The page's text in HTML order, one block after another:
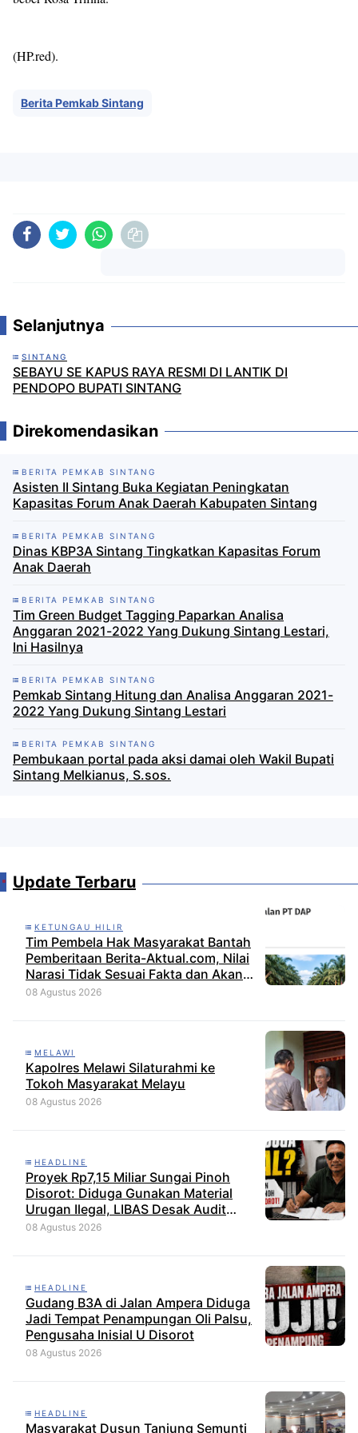
(HP.red).
Berita Pemkab Sintang
Selanjutnya
SINTANG
SEBAYU SE KAPUS RAYA RESMI DI LANTIK DI
PENDOPO BUPATI SINTANG
Direkomendasikan
BERITA PEMKAB SINTANG
Asisten II Sintang Buka Kegiatan Peningkatan
Kapasitas Forum Anak Daerah Kabupaten Sintang
BERITA PEMKAB SINTANG
Dinas KBP3A Sintang Tingkatkan Kapasitas Forum
Anak Daerah
BERITA PEMKAB SINTANG
Tim Green Budget Tagging Paparkan Analisa
Anggaran 2021-2022 Yang Dukung Sintang Lestari,
Ini Hasilnya
BERITA PEMKAB SINTANG
Pemkab Sintang Hitung dan Analisa Anggaran 2021-
2022 Yang Dukung Sintang Lestari
BERITA PEMKAB SINTANG
Pembukaan portal pada aksi damai oleh Wakil Bupati
Sintang Melkianus, S.sos.
Update Terbaru
KETUNGAU HILIR
Tim Pembela Hak Masyarakat Bantah
Pemberitaan Berita-Aktual.com, Nilai
Narasi Tidak Sesuai Fakta dan Akan
Tempuh Jalur Dewan Pers
08 Agustus 2026
MELAWI
Kapolres Melawi Silaturahmi ke
Tokoh Masyarakat Melayu
08 Agustus 2026
HEADLINE
Proyek Rp7,15 Miliar Sungai Pinoh
Disorot: Diduga Gunakan Material
Urugan Ilegal, LIBAS Desak Audit
Menyeluruh
08 Agustus 2026
HEADLINE
Gudang B3A di Jalan Ampera Diduga
Jadi Tempat Penampungan Oli Palsu,
Pengusaha Inisial U Disorot
08 Agustus 2026
HEADLINE
Masyarakat Dusun Tanjung Semunti